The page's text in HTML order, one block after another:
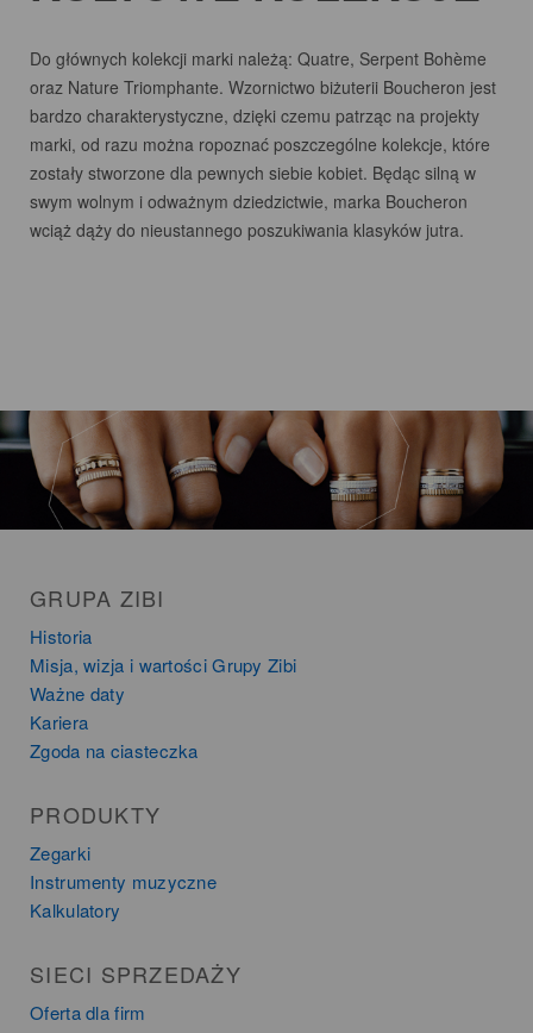
Do głównych kolekcji marki należą: Quatre, Serpent Bohème
oraz Nature Triomphante. Wzornictwo biżuterii Boucheron jest
bardzo charakterystyczne, dzięki czemu patrząc na projekty
marki, od razu można ropoznać poszczególne kolekcje, które
zostały stworzone dla pewnych siebie kobiet. Będąc silną w
swym wolnym i odważnym dziedzictwie, marka Boucheron
wciąż dąży do nieustannego poszukiwania klasyków jutra.
GRUPA ZIBI
Historia
Misja, wizja i wartości Grupy Zibi
Ważne daty
Kariera
Zgoda na ciasteczka
PRODUKTY
Zegarki
Instrumenty muzyczne
Kalkulatory
SIECI SPRZEDAŻY
Oferta dla firm